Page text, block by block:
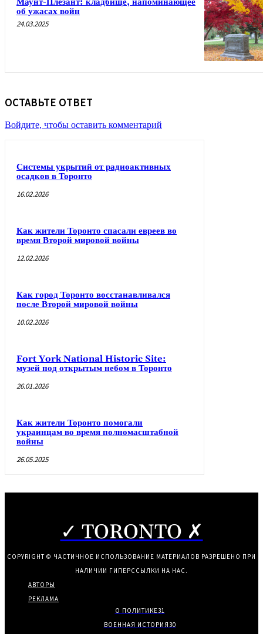
об ужасах войн
24.03.2025
ОСТАВЬТЕ ОТВЕТ
Войдите, чтобы оставить комментарий
Системы укрытий от радиоактивных
осадков в Торонто
16.02.2026
Как жители Торонто спасали евреев во
время Второй мировой войны
12.02.2026
Как город Торонто восстанавливался
после Второй мировой войны
10.02.2026
Fort York National Historic Site:
музей под открытым небом в Торонто
26.01.2026
Как жители Торонто помогали
украинцам во время полномасштабной
войны
26.05.2025
✓ TORONTO ✗
COPYRIGHT © ЧАСТИЧНОЕ ИСПОЛЬЗОВАНИЕ МАТЕРИАЛОВ РАЗРЕШЕНО ПРИ
НАЛИЧИИ ГИПЕРССЫЛКИ НА НАС.
АВТОРЫ
РЕКЛАМА
О ПОЛИТИКЕ31
ВОЕННАЯ ИСТОРИЯ30